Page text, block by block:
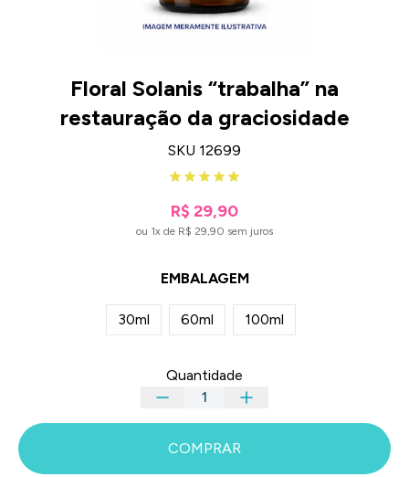
Floral Solanis “trabalha” na
restauração da graciosidade
SKU 12699
R$ 29,90
ou 1x de R$ 29,90 sem juros
EMBALAGEM
30ml 60ml 100ml
Quantidade
COMPRAR